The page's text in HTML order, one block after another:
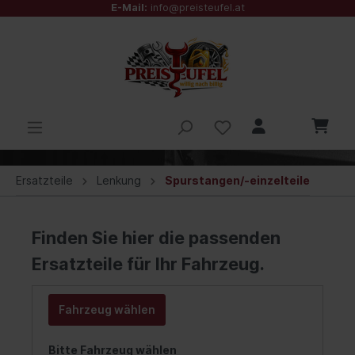
E-Mail: info@preisteufel.at
Ersatzteile Lenkung Spurstangen/-einzelteile
Finden Sie hier die passenden
Ersatzteile für Ihr Fahrzeug.
Fahrzeug wählen
Bitte Fahrzeug wählen